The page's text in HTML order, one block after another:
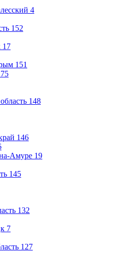
4
152
17
151
75
148
146
Амуре 19
145
132
7
127